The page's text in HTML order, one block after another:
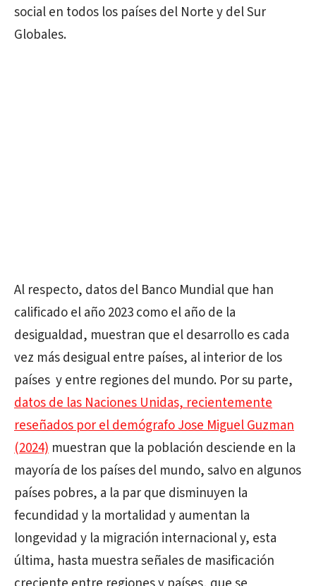
social en todos los países del Norte y del Sur
Globales.
Al respecto, datos del Banco Mundial que han
calificado el año 2023 como el año de la
desigualdad, muestran que el desarrollo es cada
vez más desigual entre países, al interior de los
países y entre regiones del mundo. Por su parte,
datos de las Naciones Unidas, recientemente
reseñados por el demógrafo Jose Miguel Guzman
(2024) muestran que la población desciende en la
mayoría de los países del mundo, salvo en algunos
países pobres, a la par que disminuyen la
fecundidad y la mortalidad y aumentan la
longevidad y la migración internacional y, esta
última, hasta muestra señales de masificación